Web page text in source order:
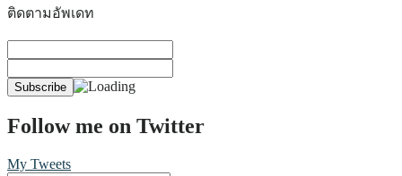
ติดตามอัพเดท
Follow me on Twitter
My Tweets